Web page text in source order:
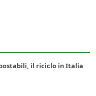
il riciclo in Italia